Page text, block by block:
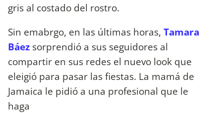
gris al costado del rostro.
Sin emabrgo, en las últimas horas, Tamara
Báez sorprendió a sus seguidores al
compartir en sus redes el nuevo look que
eleigió para pasar las fiestas. La mamá de
Jamaica le pidió a una profesional que le
haga